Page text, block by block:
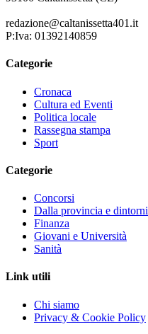
redazione@caltanissetta401.it
P:Iva: 01392140859
Categorie
Cronaca
Cultura ed Eventi
Politica locale
Rassegna stampa
Sport
Categorie
Concorsi
Dalla provincia e dintorni
Finanza
Giovani e Università
Sanità
Link utili
Chi siamo
Privacy & Cookie Policy